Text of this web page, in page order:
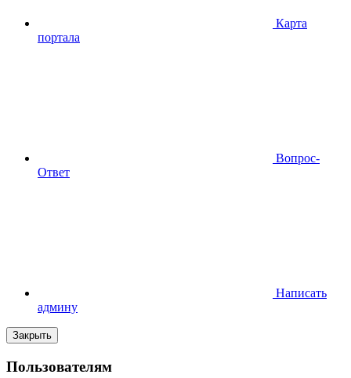
Карта
портала
Вопрос-
Ответ
Написать
админу
Закрыть
Пользователям